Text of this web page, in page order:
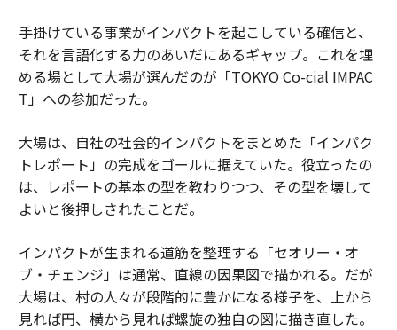
手掛けている事業がインパクトを起こしている確信と、
それを言語化する力のあいだにあるギャップ。これを埋
める場として大場が選んだのが「TOKYO Co-cial IMPAC
T」への参加だった。
大場は、自社の社会的インパクトをまとめた「インパク
トレポート」の完成をゴールに据えていた。役立ったの
は、レポートの基本の型を教わりつつ、その型を壊して
よいと後押しされたことだ。
インパクトが生まれる道筋を整理する「セオリー・オ
ブ・チェンジ」は通常、直線の因果図で描かれる。だが
大場は、村の人々が段階的に豊かになる様子を、上から
見れば円、横から見れば螺旋の独自の図に描き直した。